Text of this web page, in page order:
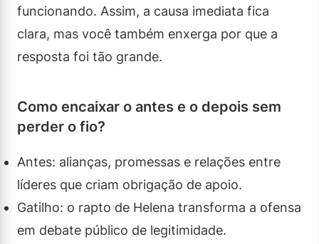
funcionando. Assim, a causa imediata fica
clara, mas você também enxerga por que a
resposta foi tão grande.
Como encaixar o antes e o depois sem
perder o fio?
Antes: alianças, promessas e relações entre
líderes que criam obrigação de apoio.
Gatilho: o rapto de Helena transforma a ofensa
em debate público de legitimidade.